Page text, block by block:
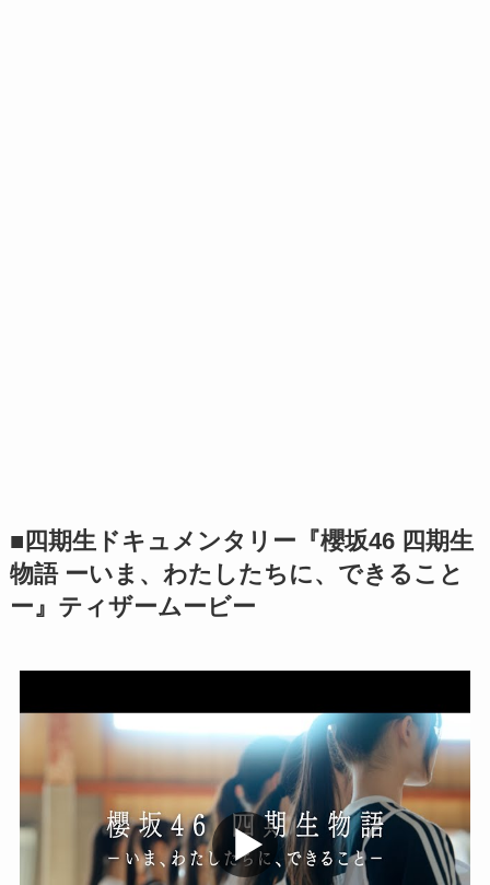
■四期生ドキュメンタリー『櫻坂46 四期生
物語 ーいま、わたしたちに、できること
ー』ティザームービー